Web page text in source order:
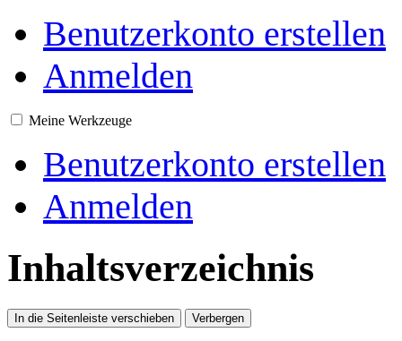
Benutzerkonto erstellen
Anmelden
Meine Werkzeuge
Benutzerkonto erstellen
Anmelden
Inhaltsverzeichnis
In die Seitenleiste verschieben Verbergen